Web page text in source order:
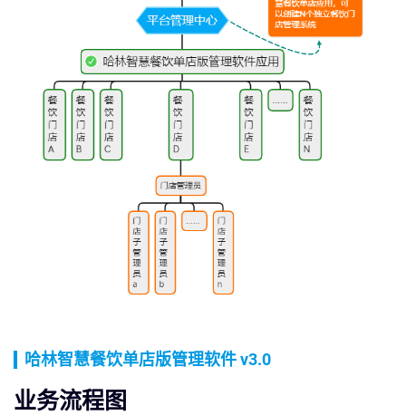
哈林智慧餐饮单店版管理软件 v3.0
业务流程图